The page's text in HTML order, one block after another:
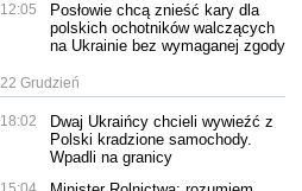
12:05
Posłowie chcą znieść kary dla
polskich ochotników walczących
na Ukrainie bez wymaganej zgody
22 Grudzień
18:02
Dwaj Ukraińcy chcieli wywieźć z
Polski kradzione samochody.
Wpadli na granicy